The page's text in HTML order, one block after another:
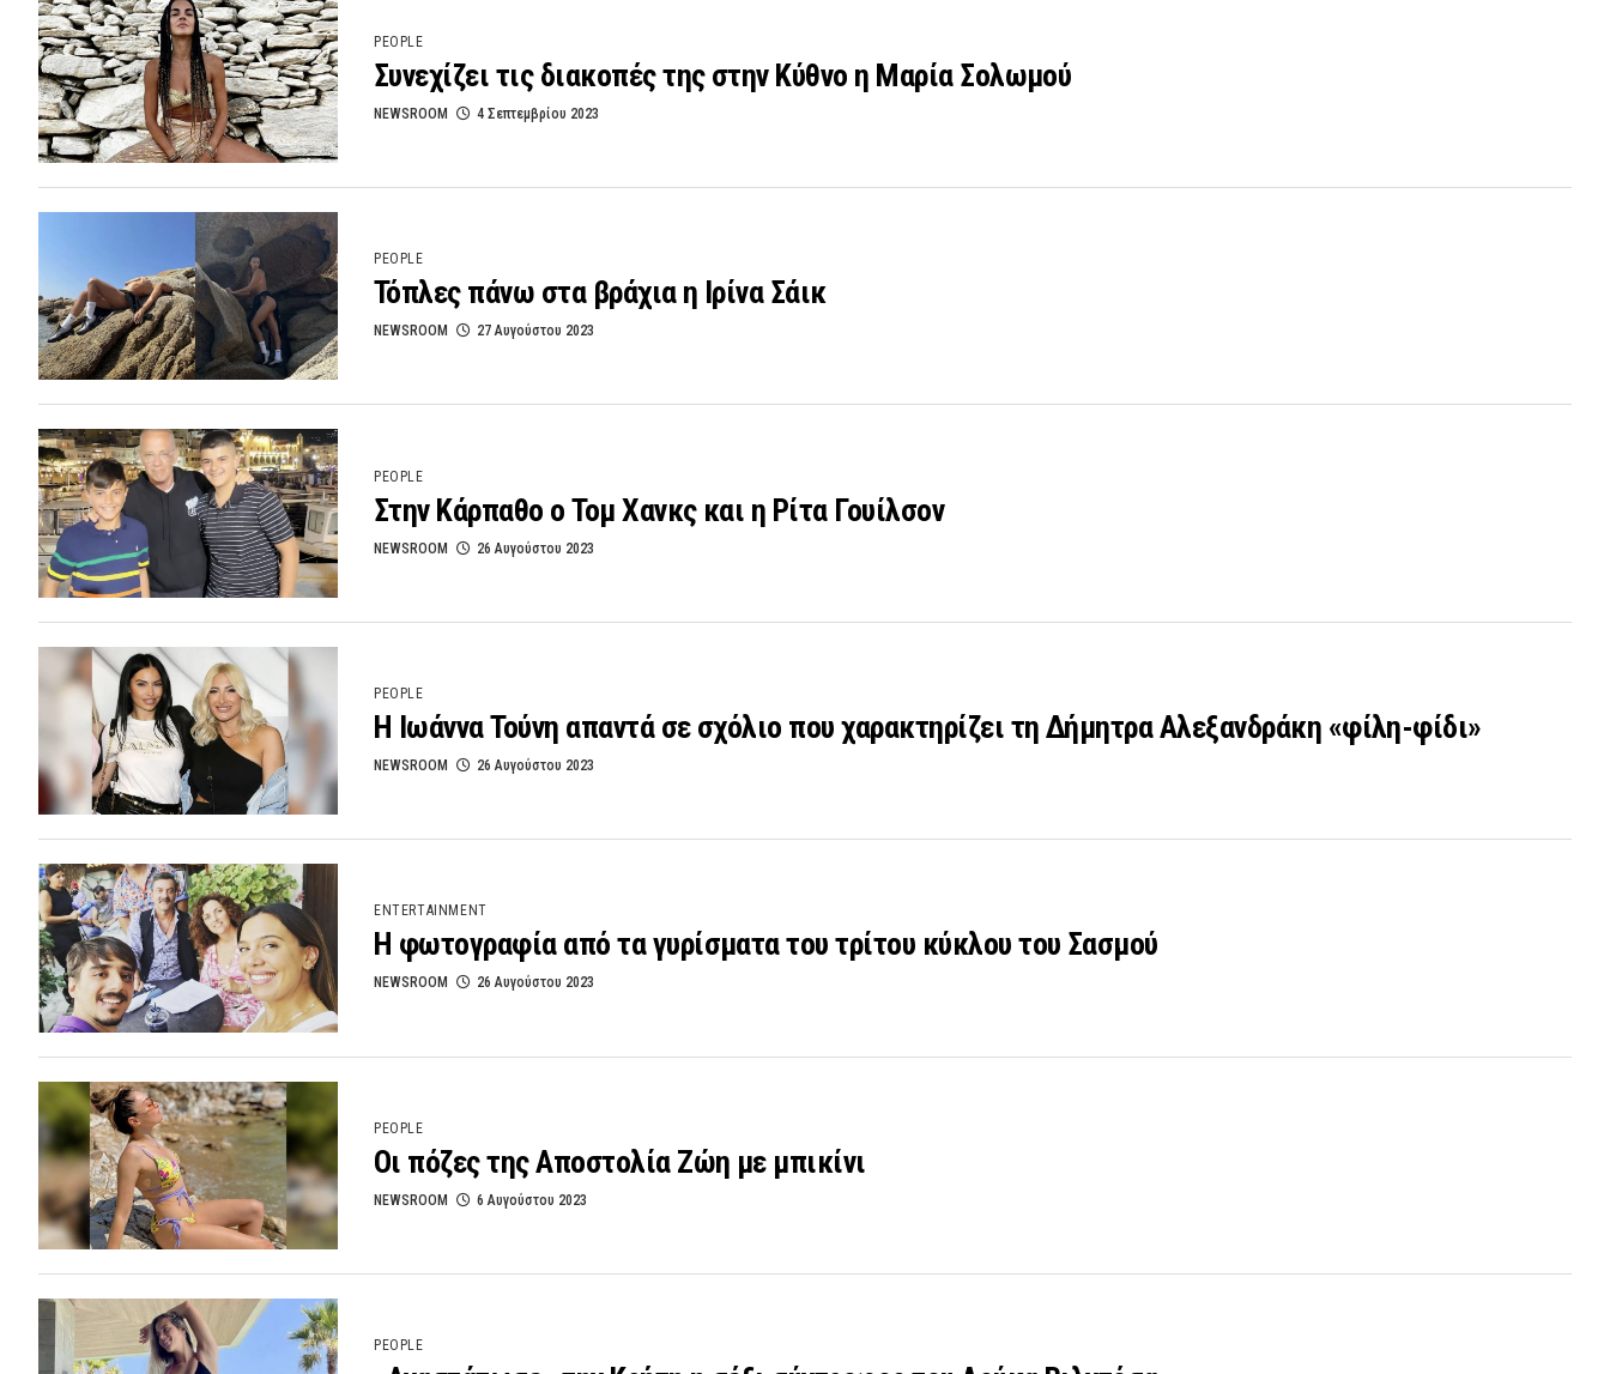
PEOPLE
Συνεχίζει τις διακοπές της στην Κύθνο η Μαρία Σολωμού
NEWSROOM 4 Σεπτεμβρίου 2023
PEOPLE
Τόπλες πάνω στα βράχια η Ιρίνα Σάικ
NEWSROOM 27 Αυγούστου 2023
PEOPLE
Στην Κάρπαθο ο Τομ Χανκς και η Ρίτα Γουίλσον
NEWSROOM 26 Αυγούστου 2023
PEOPLE
Η Ιωάννα Τούνη απαντά σε σχόλιο που χαρακτηρίζει τη Δήμητρα Αλεξανδράκη «φίλη-φίδι»
NEWSROOM 26 Αυγούστου 2023
ENTERTAINMENT
Η φωτογραφία από τα γυρίσματα του τρίτου κύκλου του Σασμού
NEWSROOM 26 Αυγούστου 2023
PEOPLE
Οι πόζες της Αποστολία Ζώη με μπικίνι
NEWSROOM 6 Αυγούστου 2023
PEOPLE